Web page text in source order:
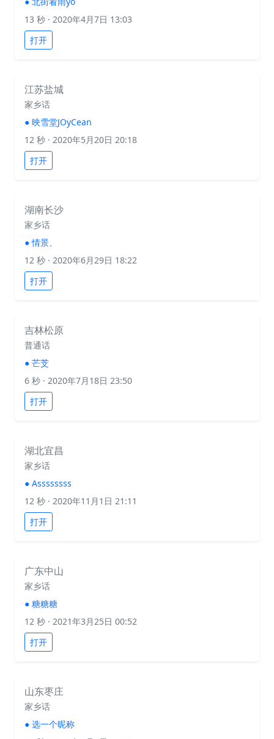
13 秒 · 2020年4月7日 13:03
打开
江苏盐城
家乡话
● 映雪堂JOyCean
12 秒 · 2020年5月20日 20:18
打开
湖南长沙
家乡话
● 情景、
12 秒 · 2020年6月29日 18:22
打开
吉林松原
普通话
● 芒芠
6 秒 · 2020年7月18日 23:50
打开
湖北宜昌
家乡话
● Assssssss
12 秒 · 2020年11月1日 21:11
打开
广东中山
家乡话
● 糖糖糖
12 秒 · 2021年3月25日 00:52
打开
山东枣庄
家乡话
● 选一个昵称